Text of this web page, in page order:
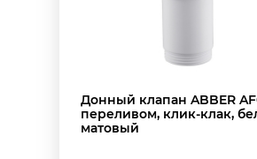
Донный клапан ABBER
переливом, клик-клак,
матовый